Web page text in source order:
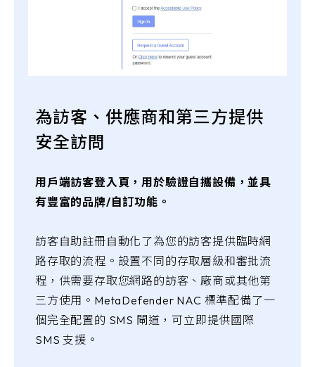
為訪客、供應商和第三方提供
安全訪問
用戶端訪客登入頁，用於驗證自攜設備，並具
有豐富的品牌/自訂功能。
訪客自助註冊自動化了為您的訪客提供臨時網
路存取的流程。設置不同的存取層級和審批流
程，供需要存取您網路的訪客、廠商或其他第
三方使用。MetaDefender NAC 標準配備了一
個完全配置的 SMS 閘道，可立即提供國際
SMS 支援。